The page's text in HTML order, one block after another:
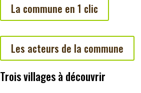
La commune en 1 clic
Les acteurs de la commune
Trois villages à découvrir